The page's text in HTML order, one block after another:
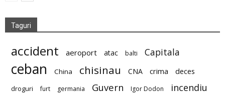
Taguri
accident aeroport atac balti Capitala
ceban China chisinau CNA crima deces
droguri furt germania Guvern Igor Dodon incendiu